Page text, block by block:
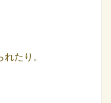
たり。